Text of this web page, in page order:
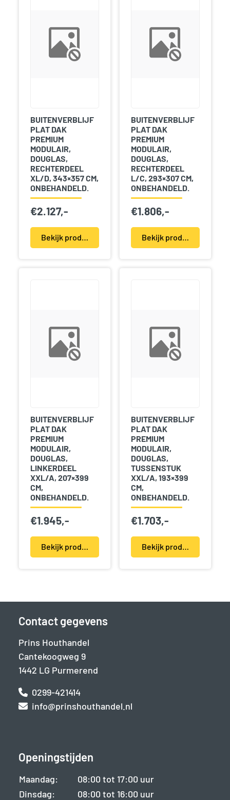
BUITENVERBLIJF
PLAT DAK
PREMIUM
MODULAIR,
DOUGLAS,
RECHTERDEEL
XL/D, 343×357 CM,
ONBEHANDELD.
€2.127,-
Bekijk product(en)
BUITENVERBLIJF
PLAT DAK
PREMIUM
MODULAIR,
DOUGLAS,
RECHTERDEEL
L/C, 293×307 CM,
ONBEHANDELD.
€1.806,-
Bekijk product(en)
BUITENVERBLIJF
PLAT DAK
PREMIUM
MODULAIR,
DOUGLAS,
LINKERDEEL
XXL/A, 207×399
CM,
ONBEHANDELD.
€1.945,-
Bekijk product(en)
BUITENVERBLIJF
PLAT DAK
PREMIUM
MODULAIR,
DOUGLAS,
TUSSENSTUK
XXL/A, 193×399
CM,
ONBEHANDELD.
€1.703,-
Bekijk product(en)
Contact gegevens
Prins Houthandel
Cantekoogweg 9
1442 LG Purmerend
0299-421414
info@prinshouthandel.nl
Openingstijden
Maandag:
08:00 tot 17:00 uur
Dinsdag:
08:00 tot 16:00 uur